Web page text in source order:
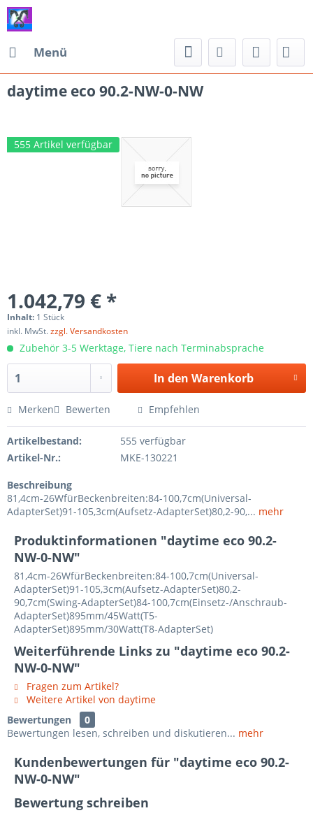
Menü
daytime eco 90.2-NW-0-NW
555 Artikel verfügbar
1.042,79 € *
Inhalt: 1 Stück
inkl. MwSt.zzgl. Versandkosten
Zubehör 3-5 Werktage, Tiere nach Terminabsprache
In den Warenkorb
Merken Bewerten Empfehlen
Artikelbestand:
555 verfügbar
Artikel-Nr.:
MKE-130221
Beschreibung
81,4cm-26WfürBeckenbreiten:84-100,7cm(Universal-
AdapterSet)91-105,3cm(Aufsetz-AdapterSet)80,2-90,... mehr
Produktinformationen "daytime eco 90.2-
NW-0-NW"
81,4cm-26WfürBeckenbreiten:84-100,7cm(Universal-
AdapterSet)91-105,3cm(Aufsetz-AdapterSet)80,2-
90,7cm(Swing-AdapterSet)84-100,7cm(Einsetz-/Anschraub-
AdapterSet)895mm/45Watt(T5-
AdapterSet)895mm/30Watt(T8-AdapterSet)
Weiterführende Links zu "daytime eco 90.2-
NW-0-NW"
Fragen zum Artikel?
Weitere Artikel von daytime
Bewertungen
0
Bewertungen lesen, schreiben und diskutieren... mehr
Kundenbewertungen für "daytime eco 90.2-
NW-0-NW"
Bewertung schreiben